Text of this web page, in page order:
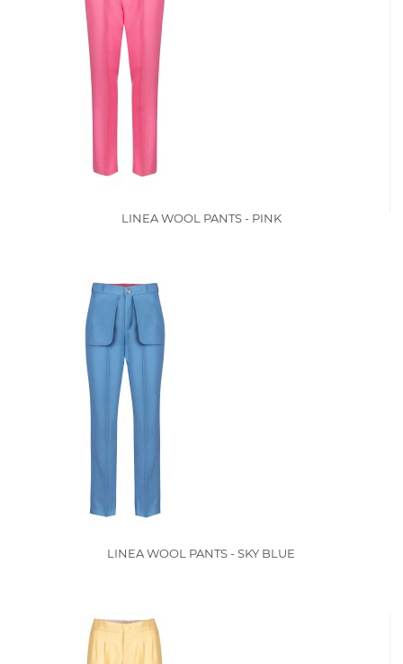
LINEA WOOL PANTS - PINK
LINEA WOOL PANTS - SKY BLUE